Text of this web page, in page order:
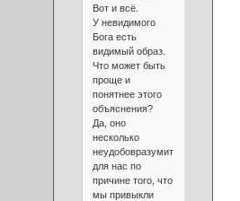
Вот и всё.
У невидимого
Бога есть
видимый образ.
Что может быть
проще и
понятнее этого
объяснения?
Да, оно
несколько
неудобовразумительно
для нас по
причине того, что
мы привыкли